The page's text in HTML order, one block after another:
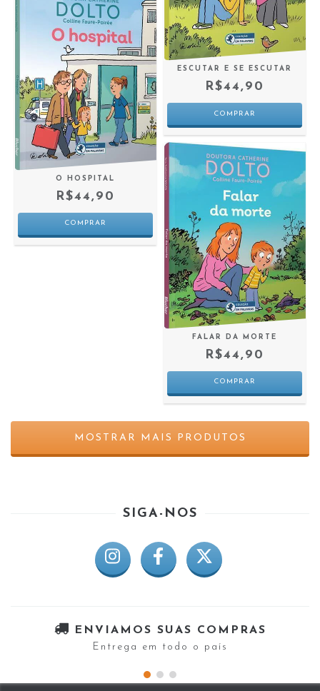
ESCUTAR E SE ESCUTAR
R$44,90
O HOSPITAL
R$44,90
FALAR DA MORTE
R$44,90
MOSTRAR MAIS PRODUTOS
SIGA-NOS
ENVIAMOS SUAS COMPRAS
Entrega em todo o país